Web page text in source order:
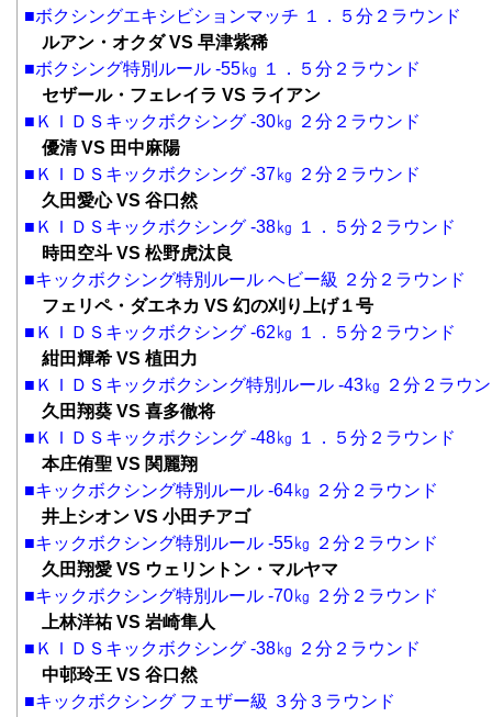
■ボクシングエキシビションマッチ １．５分２ラウンド
ルアン・オクダ VS 早津紫稀
■ボクシング特別ルール -55㎏ １．５分２ラウンド
セザール・フェレイラ VS ライアン
■ＫＩＤＳキックボクシング -30㎏ ２分２ラウンド
優清 VS 田中麻陽
■ＫＩＤＳキックボクシング -37㎏ ２分２ラウンド
久田愛心 VS 谷口然
■ＫＩＤＳキックボクシング -38㎏ １．５分２ラウンド
時田空斗 VS 松野虎汰良
■キックボクシング特別ルール ヘビー級 ２分２ラウンド
フェリペ・ダエネカ VS 幻の刈り上げ１号
■ＫＩＤＳキックボクシング -62㎏ １．５分２ラウンド
紺田輝希 VS 植田力
■ＫＩＤＳキックボクシング特別ルール -43㎏ ２分２ラウ
久田翔葵 VS 喜多徹将
■ＫＩＤＳキックボクシング -48㎏ １．５分２ラウンド
本庄侑聖 VS 関麗翔
■キックボクシング特別ルール -64㎏ ２分２ラウンド
井上シオン VS 小田チアゴ
■キックボクシング特別ルール -55㎏ ２分２ラウンド
久田翔愛 VS ウェリントン・マルヤマ
■キックボクシング特別ルール -70㎏ ２分２ラウンド
上林洋祐 VS 岩崎隼人
■ＫＩＤＳキックボクシング -38㎏ ２分２ラウンド
中邨玲王 VS 谷口然
■キックボクシング フェザー級 ３分３ラウンド